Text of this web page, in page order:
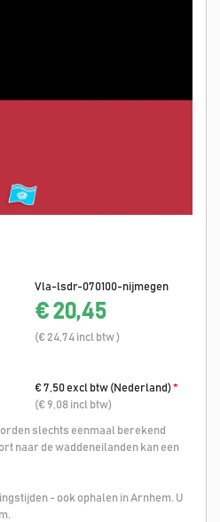
Vla-lsdr-070100-nijmegen
€ 20,45
(€ 24,74 incl btw )
€ 7,50 excl btw (Nederland)*
(€ 9,08 incl btw)
slechts eenmaal berekend
naar de waddeneilanden kan een
- ook ophalen in Arnhem. U